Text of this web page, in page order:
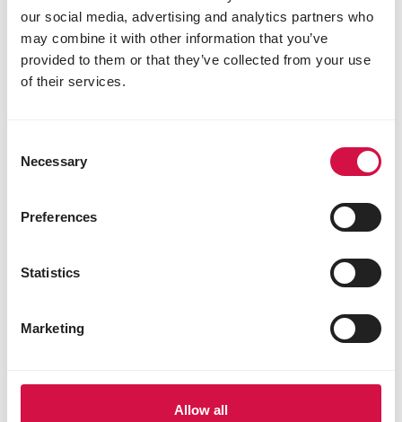
our social media, advertising and analytics partners who
may combine it with other information that you’ve
provided to them or that they’ve collected from your use
of their services.
Selection
Necessary
Preferences
Statistics
Marketing
Allow all
OPTI LIFE PRIME
Gezonde voeding voor actieve honden